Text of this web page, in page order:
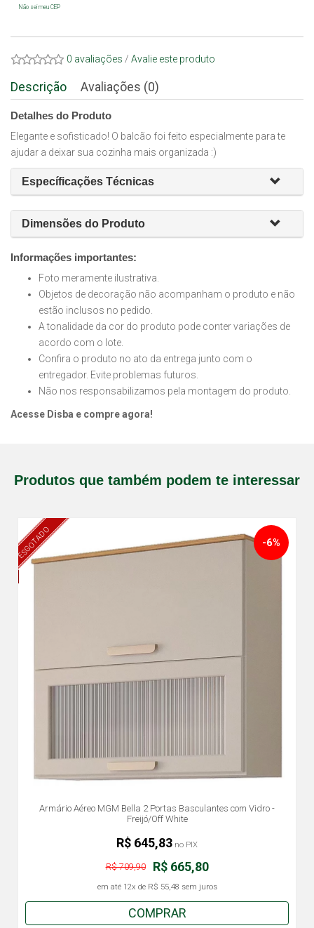
Não sei meu CEP
0 avaliações / Avalie este produto
Descrição Avaliações (0)
Detalhes do Produto
Elegante e sofisticado! O balcão foi feito especialmente para te
ajudar a deixar sua cozinha mais organizada :)
Específicações Técnicas
Dimensões do Produto
Informações importantes:
Foto meramente ilustrativa.
Objetos de decoração não acompanham o produto e não
estão inclusos no pedido.
A tonalidade da cor do produto pode conter variações de
acordo com o lote.
Confira o produto no ato da entrega junto com o
entregador. Evite problemas futuros.
Não nos responsabilizamos pela montagem do produto.
Acesse Disba e compre agora!
Produtos que também podem te interessar
ESGOTADO
Armário Aéreo MGM Bella 2 Portas Basculantes com Vidro -
Freijó/Off White
-6%
R$ 665,80
R$ 709,90
em até 12x de R$ 55,48 sem juros
R$ 645,83 no PIX
COMPRAR